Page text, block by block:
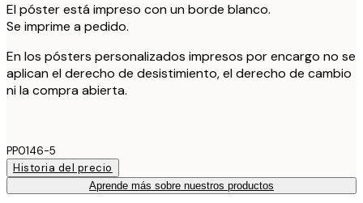
El póster está impreso con un borde blanco.
Se imprime a pedido.
En los pósters personalizados impresos por encargo no se
aplican el derecho de desistimiento, el derecho de cambio
ni la compra abierta.
PP0146-5
Historia del precio
Aprende más sobre nuestros productos